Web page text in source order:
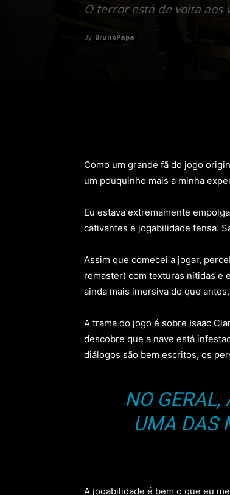
O terror está de volta aos
By BrunoPapa -
Como um grande fã do jogo
um pouquinho mais a minha
Eu estava extremamente
cativantes e jogabilidade tensa.
Assim que comecei a jogar,
remaster) com texturas nítidas e
ainda mais imersiva do que
A trama do jogo é sobre Isaac
descobre que a nave está
diálogos são bem escritos, os
NO GERAL,
UMA DAS
A jogabilidade é bem o que eu